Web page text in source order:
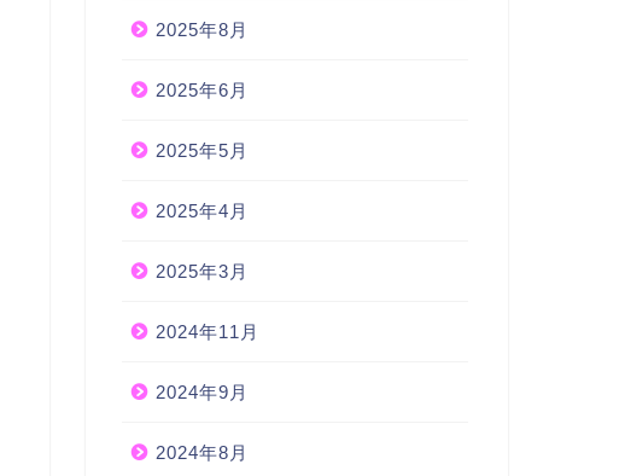
2025年8月
2025年6月
2025年5月
2025年4月
2025年3月
2024年11月
2024年9月
2024年8月